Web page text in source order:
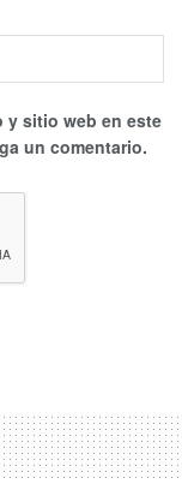
y sitio web en este
un comentario.